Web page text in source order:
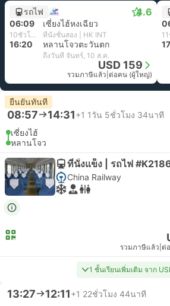
รถไฟ
4.6
06:09 เซี่ยงไฮ้หงเฉียว
10ชั่วโมง 11นาที ที่นั่งชั้นสอง | HK INT
16:20 หลานโจวตะวันตก
ถึงวันที่ จันทร์, 10 ส.ค.
USD 159
รวมภาษีแล้ว ต่อคน (ผู้ใหญ่)
ยืนยันทันที
08:57 14:31+1 1วัน 5ชั่วโมง 34นาที
เซี่ยงไฮ้
หลานโจว
ที่นั่งแข็ง | รถไฟ
China Railway
รวมภาษีแล้ว ต่
1 ชั้นเรียนเพิ่มเติม จาก
13:27 12:11+1 22ชั่วโมง 44นาที